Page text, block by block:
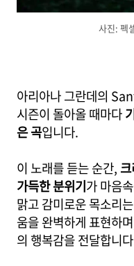
사진:
아리아나 그란데의
시즌이 돌아올 때마다
은 곡입니다.
이 노래를 듣는 순간,
가득한 분위기가 마음
맑고 감미로운 목소리
움을 완벽하게 표현하
의 행복감을 전달합니